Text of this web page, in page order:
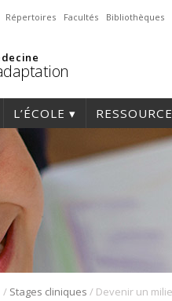
Répertoires Facultés Bibliothèques
L’ÉCOLE
/ Stages cliniques / Devenir un